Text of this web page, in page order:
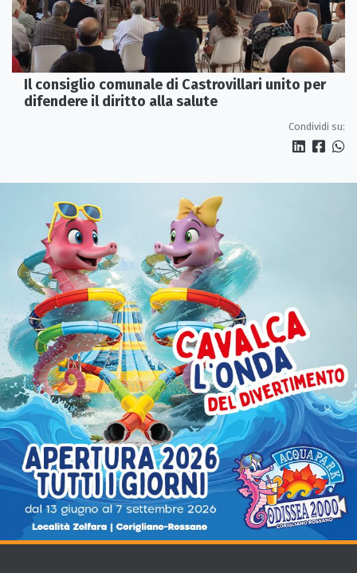
Il consiglio comunale di Castrovillari unito per
difendere il diritto alla salute
Condividi su: